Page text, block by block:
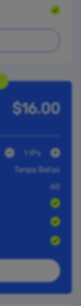
$16.00
1 IPs
Tanpa Batas
60